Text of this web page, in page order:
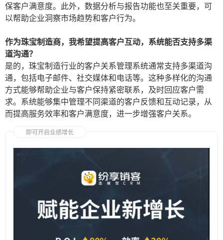
保客户满意度。此外，数据分析与报告功能也至关重要，可
以帮助企业洞察市场趋势和客户行为。
作为珠宝制造商，我希望提高客户互动，系统能否支持多渠
道沟通？
是的，珠宝制造行业的客户关系管理系统通常支持多渠道沟
通，包括电子邮件、社交媒体和电话等。这种多样化的沟通
方式能够帮助企业与客户保持紧密联系，及时回应客户需
求。系统能够集中管理不同渠道的客户反馈和互动记录，从
而提高服务效率和客户满意度，进一步增强客户关系。
即可开启业绩增长